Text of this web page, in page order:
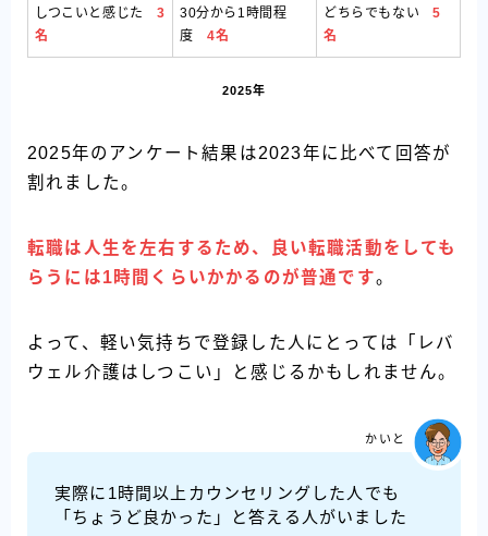
しつこいと感じた3
名
30分から1時間程
度4名
どちらでもない
5
名
2025年
2025年のアンケート結果は2023年に比べて回答が
割れました。
転職は人生を左右するため、良い転職活動をしても
らうには1時間くらいかかるのが普通です。
よって、軽い気持ちで登録した人にとっては「レバ
ウェル介護はしつこい」と感じるかもしれません。
実際に1時間以上カウンセリングした人でも
「ちょうど良かった」と答える人がいました
かいと